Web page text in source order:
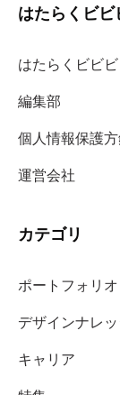
はたらくビビ
はたらくビビ
編集部
個人情報保護
運営会社
カテゴリ
ポートフォリオ
デザインナレ
キャリア